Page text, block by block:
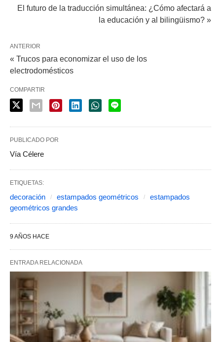
El futuro de la traducción simultánea: ¿Cómo afectará a
la educación y al bilingüismo? »
ANTERIOR
« Trucos para economizar el uso de los
electrodomésticos
COMPARTIR
PUBLICADO POR
Vía Célere
ETIQUETAS:
decoración estampados geométricos
estampados
geométricos grandes
9 AÑOS HACE
ENTRADA RELACIONADA